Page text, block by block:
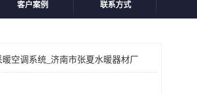
客户案例 联系方式
空调系统_济南市张夏水暖器材厂